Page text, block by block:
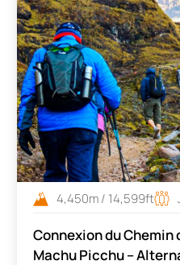
4,450m / 14,599ft
Connexion du Chemin
Machu Picchu –